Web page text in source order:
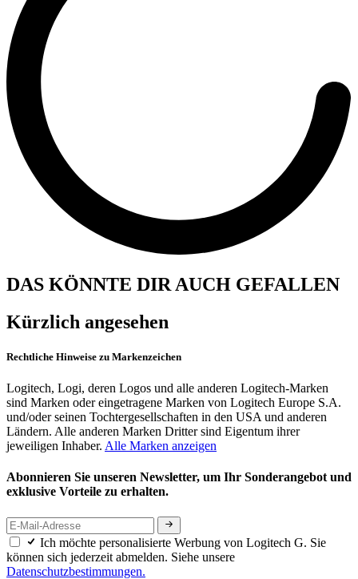
DAS KÖNNTE DIR AUCH GEFALLEN
Kürzlich angesehen
Rechtliche Hinweise zu Markenzeichen
Logitech, Logi, deren Logos und alle anderen Logitech-Marken
sind Marken oder eingetragene Marken von Logitech Europe S.A.
und/oder seinen Tochtergesellschaften in den USA und anderen
Ländern. Alle anderen Marken Dritter sind Eigentum ihrer
jeweiligen Inhaber. Alle Marken anzeigen
Abonnieren Sie unseren Newsletter, um Ihr Sonderangebot und
exklusive Vorteile zu erhalten.
Ich möchte personalisierte Werbung von Logitech G. Sie
können sich jederzeit abmelden. Siehe unsere
Datenschutzbestimmungen.